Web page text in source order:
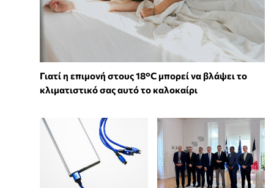
Γιατί η επιμονή στους 18°C μπορεί να βλάψει το
κλιματιστικό σας αυτό το καλοκαίρι